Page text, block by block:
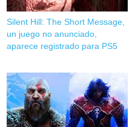
Silent Hill: The Short Message,
un juego no anunciado,
aparece registrado para PS5